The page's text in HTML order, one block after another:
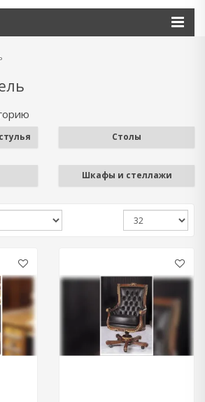
Столы
Шкафы и стеллажи